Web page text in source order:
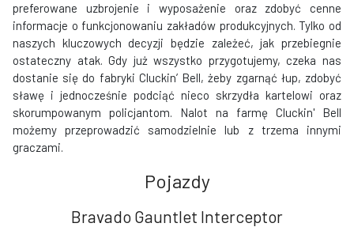
preferowane uzbrojenie i wyposażenie oraz zdobyć cenne
informacje o funkcjonowaniu zakładów produkcyjnych. Tylko od
naszych kluczowych decyzji będzie zależeć, jak przebiegnie
ostateczny atak. Gdy już wszystko przygotujemy, czeka nas
dostanie się do fabryki Cluckin’ Bell, żeby zgarnąć łup, zdobyć
sławę i jednocześnie podciąć nieco skrzydła kartelowi oraz
skorumpowanym policjantom. Nalot na farmę Cluckin' Bell
możemy przeprowadzić samodzielnie lub z trzema innymi
graczami.
Pojazdy
Bravado Gauntlet Interceptor